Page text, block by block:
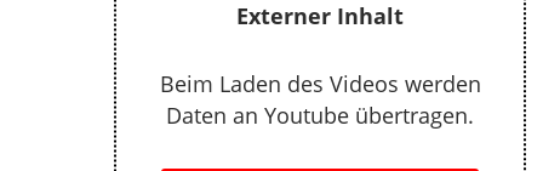
Externer Inhalt
Beim Laden des Videos werden
Daten an Youtube übertragen.